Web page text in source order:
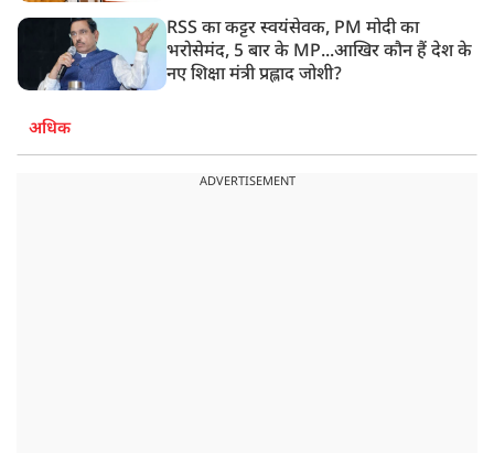
RSS का कट्टर स्वयंसेवक, PM मोदी का
भरोसेमंद, 5 बार के MP...आखिर कौन हैं देश के
नए शिक्षा मंत्री प्रह्लाद जोशी?
अधिक
ADVERTISEMENT